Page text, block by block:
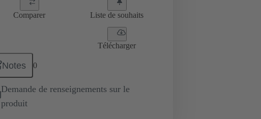
Comparer Liste de souhaits
Télécharger
Notes 0
Demande de renseignements sur le
produit